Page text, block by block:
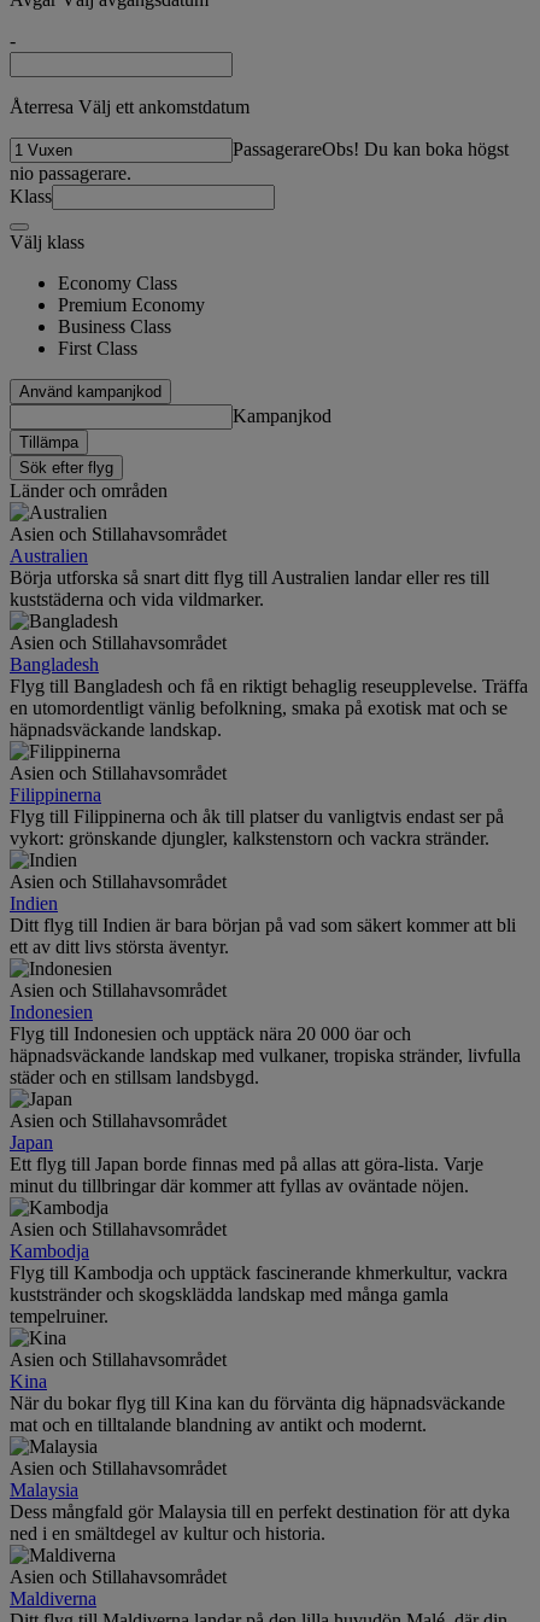
-
Återresa Välj ett ankomstdatum
PassagerareObs! Du kan boka högst
nio passagerare.
Klass
Välj klass
Economy Class
Premium Economy
Business Class
First Class
Använd kampanjkod
Kampanjkod
Tillämpa
Sök efter flyg
Länder och områden
Asien och Stillahavsområdet
Australien
Börja utforska så snart ditt flyg till Australien landar eller res till
kuststäderna och vida vildmarker.
Asien och Stillahavsområdet
Bangladesh
Flyg till Bangladesh och få en riktigt behaglig reseupplevelse. Träffa
en utomordentligt vänlig befolkning, smaka på exotisk mat och se
häpnadsväckande landskap.
Asien och Stillahavsområdet
Filippinerna
Flyg till Filippinerna och åk till platser du vanligtvis endast ser på
vykort: grönskande djungler, kalkstenstorn och vackra stränder.
Asien och Stillahavsområdet
Indien
Ditt flyg till Indien är bara början på vad som säkert kommer att bli
ett av ditt livs största äventyr.
Asien och Stillahavsområdet
Indonesien
Flyg till Indonesien och upptäck nära 20 000 öar och
häpnadsväckande landskap med vulkaner, tropiska stränder, livfulla
städer och en stillsam landsbygd.
Asien och Stillahavsområdet
Japan
Ett flyg till Japan borde finnas med på allas att göra-lista. Varje
minut du tillbringar där kommer att fyllas av oväntade nöjen.
Asien och Stillahavsområdet
Kambodja
Flyg till Kambodja och upptäck fascinerande khmerkultur, vackra
kuststränder och skogsklädda landskap med många gamla
tempelruiner.
Asien och Stillahavsområdet
Kina
När du bokar flyg till Kina kan du förvänta dig häpnadsväckande
mat och en tilltalande blandning av antikt och modernt.
Asien och Stillahavsområdet
Malaysia
Dess mångfald gör Malaysia till en perfekt destination för att dyka
ned i en smältdegel av kultur och historia.
Asien och Stillahavsområdet
Maldiverna